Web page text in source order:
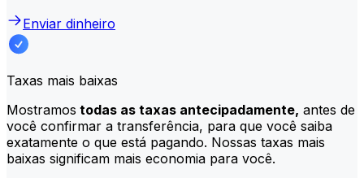
Enviar dinheiro
Taxas mais baixas
Mostramos todas as taxas antecipadamente, antes de
você confirmar a transferência, para que você saiba
exatamente o que está pagando. Nossas taxas mais
baixas significam mais economia para você.